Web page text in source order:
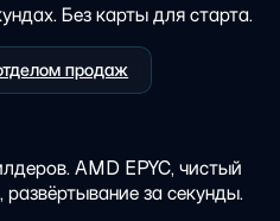
Без карты для старта.
продаж
AMD EPYC, чистый
за секунды.